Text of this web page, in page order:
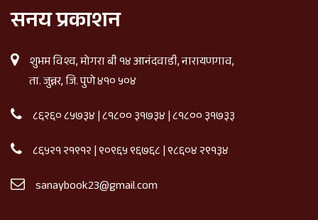
सनय प्रकाशन
शुभम विश्व, मोगरा बी १४ आनंदवाडी, नारायणगाव,
ता. जुन्नर, जि. पुणे ४१० ५०४
८६२६० ८५७३४|८१८०० ३१७३४|८१८०० ३१७३३
८६५२१ २१९१२|९०९६५ ९६७६८|९८६०४ २९१३४
sanaybook23@gmail.com